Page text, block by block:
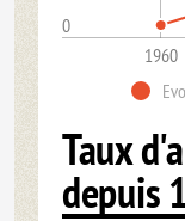
0
1960
Taux
depuis